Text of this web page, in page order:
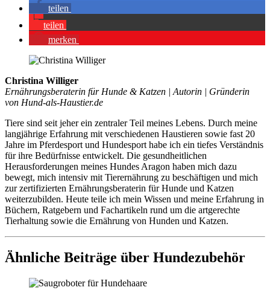
tei­len
tei­len
mer­ken
Christina Williger
Ernährungsberaterin für Hunde & Katzen | Autorin | Gründerin
von Hund-als-Haustier.de
Tiere sind seit jeher ein zentraler Teil meines Lebens. Durch meine
langjährige Erfahrung mit verschiedenen Haustieren sowie fast 20
Jahre im Pferdesport und Hundesport habe ich ein tiefes Verständnis
für ihre Bedürfnisse entwickelt. Die gesundheitlichen
Herausforderungen meines Hundes Aragon haben mich dazu
bewegt, mich intensiv mit Tierernährung zu beschäftigen und mich
zur zertifizierten Ernährungsberaterin für Hunde und Katzen
weiterzubilden. Heute teile ich mein Wissen und meine Erfahrung in
Büchern, Ratgebern und Fachartikeln rund um die artgerechte
Tierhaltung sowie die Ernährung von Hunden und Katzen.
Ähnliche Beiträge über Hundezubehör